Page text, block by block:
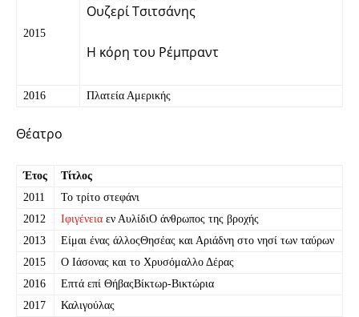
2015
Ουζερί Τσιτσάνης
Η κόρη του Ρέμπραντ
2016 Πλατεία Αμερικής
Θέατρο
Έτος
Τίτλος
2011
Το τρίτο στεφάνι
2012
Ιφιγένεια εν ΑυλίδιΟ άνθρωπος της βροχής
2013
Είμαι ένας άλλοςΘησέας και Αριάδνη στο νησί των ταύρων
2015
Ο Ιάσονας και το Χρυσόμαλλο Δέρας
2016
Επτά επί ΘήβαςΒίκτωρ-Βικτώρια
2017
Καλιγούλας